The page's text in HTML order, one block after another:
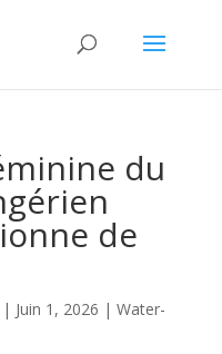
du
de
Juin 1, 2026 | Water-